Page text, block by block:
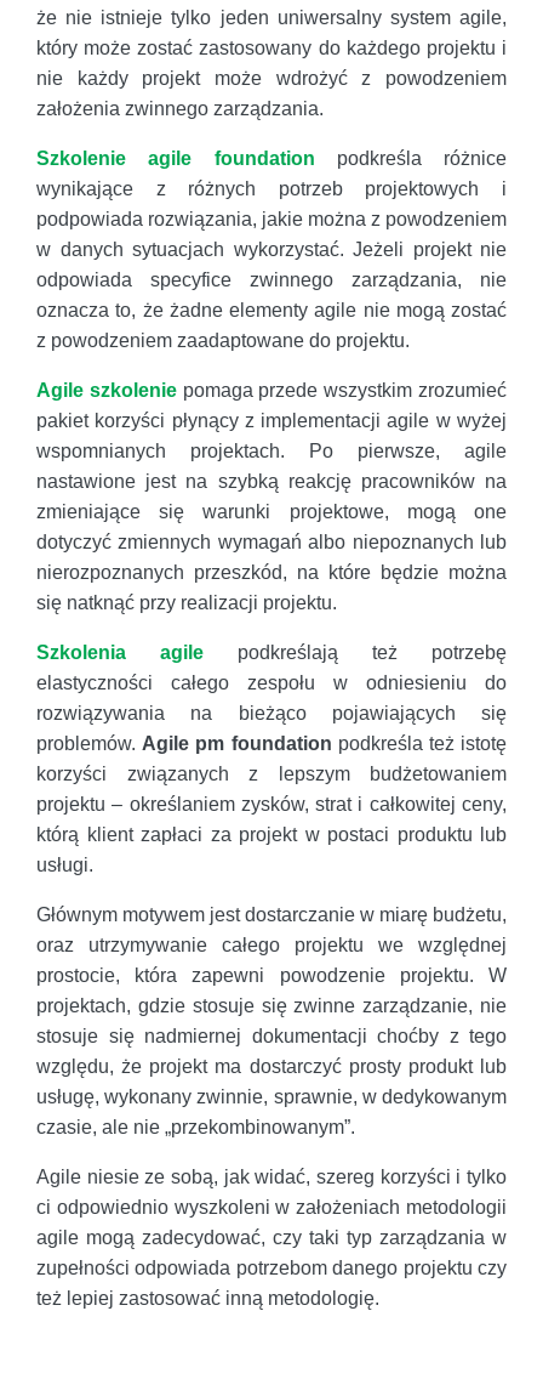
że nie istnieje tylko jeden uniwersalny system agile,
który może zostać zastosowany do każdego projektu i
nie każdy projekt może wdrożyć z powodzeniem
założenia zwinnego zarządzania.
Szkolenie agile foundation podkreśla różnice
wynikające z różnych potrzeb projektowych i
podpowiada rozwiązania, jakie można z powodzeniem
w danych sytuacjach wykorzystać. Jeżeli projekt nie
odpowiada specyfice zwinnego zarządzania, nie
oznacza to, że żadne elementy agile nie mogą zostać
z powodzeniem zaadaptowane do projektu.
Agile szkoleniepomaga przede wszystkim zrozumieć
pakiet korzyści płynący z implementacji agile w wyżej
wspomnianych projektach. Po pierwsze, agile
nastawione jest na szybką reakcję pracowników na
zmieniające się warunki projektowe, mogą one
dotyczyć zmiennych wymagań albo niepoznanych lub
nierozpoznanych przeszkód, na które będzie można
się natknąć przy realizacji projektu.
Szkolenia agile podkreślają też potrzebę
elastyczności całego zespołu w odniesieniu do
rozwiązywania na bieżąco pojawiających się
problemów. Agile pm foundation podkreśla też istotę
korzyści związanych z lepszym budżetowaniem
projektu – określaniem zysków, strat i całkowitej ceny,
którą klient zapłaci za projekt w postaci produktu lub
usługi.
Głównym motywem jest dostarczanie w miarę budżetu,
oraz utrzymywanie całego projektu we względnej
prostocie, która zapewni powodzenie projektu. W
projektach, gdzie stosuje się zwinne zarządzanie, nie
stosuje się nadmiernej dokumentacji choćby z tego
względu, że projekt ma dostarczyć prosty produkt lub
usługę, wykonany zwinnie, sprawnie, w dedykowanym
czasie, ale nie „przekombinowanym”.
Agile niesie ze sobą, jak widać, szereg korzyści i tylko
ci odpowiednio wyszkoleni w założeniach metodologii
agile mogą zadecydować, czy taki typ zarządzania w
zupełności odpowiada potrzebom danego projektu czy
też lepiej zastosować inną metodologię.